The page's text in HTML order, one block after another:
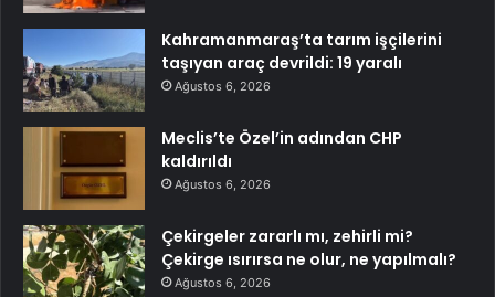
Kahramanmaraş’ta tarım işçilerini
taşıyan araç devrildi: 19 yaralı
Ağustos 6, 2026
Meclis’te Özel’in adından CHP
kaldırıldı
Ağustos 6, 2026
Çekirgeler zararlı mı, zehirli mi?
Çekirge ısırırsa ne olur, ne yapılmalı?
Ağustos 6, 2026